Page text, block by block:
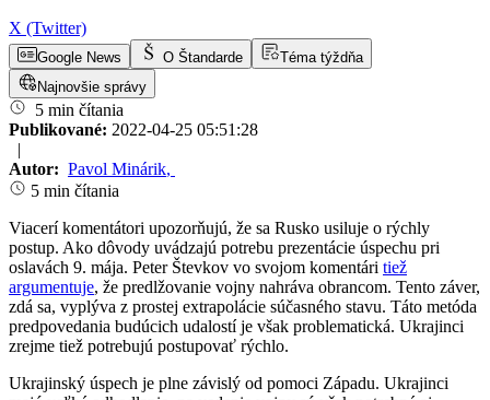
X (Twitter)
Google News O Štandarde
Téma týždňa
Najnovšie správy
5 min čítania
Publikované: 2022-04-25 05:51:28
|
Autor: Pavol Minárik,
5 min čítania
Viacerí komentátori upozorňujú, že sa Rusko usiluje o rýchly
postup. Ako dôvody uvádzajú potrebu prezentácie úspechu pri
oslavách 9. mája. Peter Števkov vo svojom komentári tiež
argumentuje, že predlžovanie vojny nahráva obrancom. Tento záver,
zdá sa, vyplýva z prostej extrapolácie súčasného stavu. Táto metóda
predpovedania budúcich udalostí je však problematická. Ukrajinci
zrejme tiež potrebujú postupovať rýchlo.
Ukrajinský úspech je plne závislý od pomoci Západu. Ukrajinci